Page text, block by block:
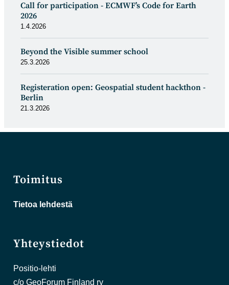
Call for participation - ECMWF’s Code for Earth
2026
1.4.2026
Beyond the Visible summer school
25.3.2026
Registeration open: Geospatial student hackthon -
Berlin
21.3.2026
Toimitus
Tietoa lehdestä
Yhteystiedot
Positio-lehti
c/o GeoForum Finland ry